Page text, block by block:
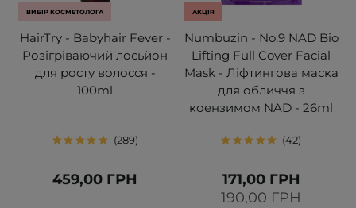
ВИБІР КОСМЕТОЛОГА
HairTry - Babyhair Fever -
Розігріваючий лосьйон
для росту волосся -
100ml
289
459,00 ГРН
АКЦІЯ
Numbuzin - No.9 NAD Bio
Lifting Full Cover Facial
Mask - Ліфтингова маска
для обличчя з
коензимом NAD - 26ml
42
190,00 ГРН
171,00 ГРН